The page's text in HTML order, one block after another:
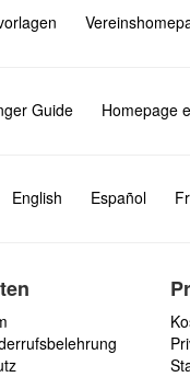
Guide Homepage
English Español